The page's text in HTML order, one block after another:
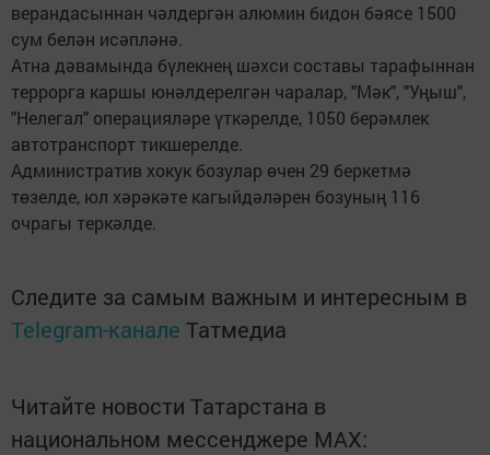
верандасыннан чәлдергән алюмин бидон бәясе 1500
сум белән исәпләнә.
Атна дәвамында бүлекнең шәхси составы тарафыннан
террорга каршы юнәлдерелгән чаралар, "Мәк", "Уңыш",
"Нелегал" операцияләре үткәрелде, 1050 берәмлек
автотранспорт тикшерелде.
Административ хокук бозулар өчен 29 беркетмә
төзелде, юл хәрәкәте кагыйдәләрен бозуның 116
очрагы теркәлде.
Следите за самым важным и интересным в
Telegram-канале Татмедиа
Читайте новости Татарстана в
национальном мессенджере MАХ: